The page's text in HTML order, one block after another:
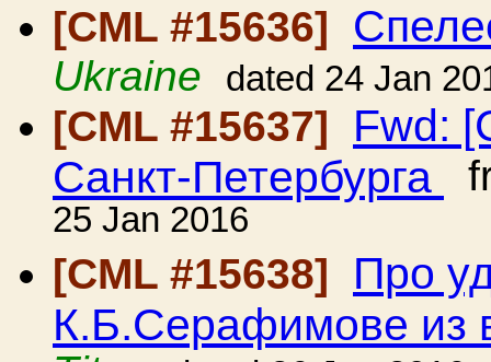
[CML #15636]
Ukraine dated 24 Jan
[CML #15637] Fwd:
Санкт-Петербурга
25 Jan 2016
[CML #15638]
Про
К.Б.Серафимове из